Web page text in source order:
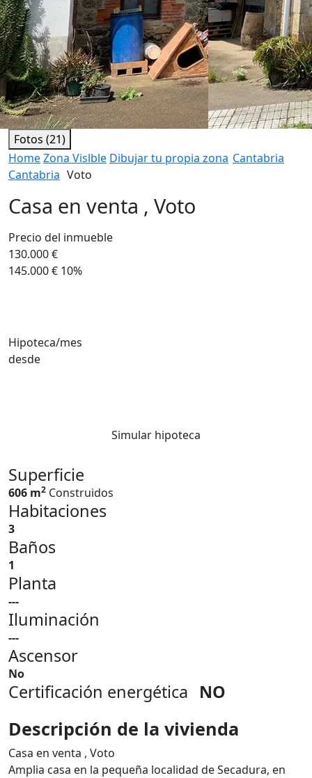
Fotos (21)
HomeZona Vislble Dibujar tu propia zona Cantabria
Cantabria Voto
Casa en venta , Voto
Precio del inmueble
130.000 €
145.000 € 10%
Hipoteca/mes
desde
Simular hipoteca
Superficie
606 m2 Construidos
Habitaciones
3
Baños
1
Planta
---
Iluminación
---
Ascensor
No
Certificación energética NO
Descripción de la vivienda
Casa en venta , Voto
Amplia casa en la pequeña localidad de Secadura, en